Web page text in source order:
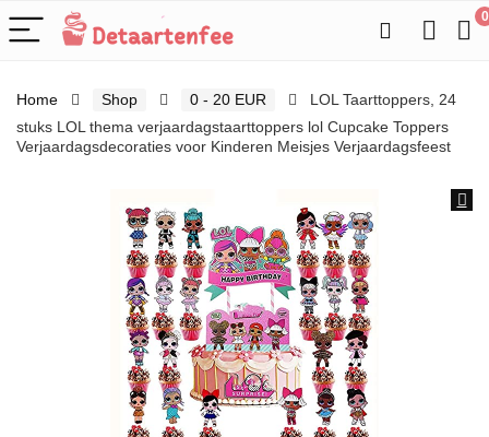
0
Home Shop 0 - 20 EUR
LOL Taarttoppers, 24
stuks LOL thema verjaardagstaarttoppers lol Cupcake Toppers
Verjaardagsdecoraties voor Kinderen Meisjes Verjaardagsfeest